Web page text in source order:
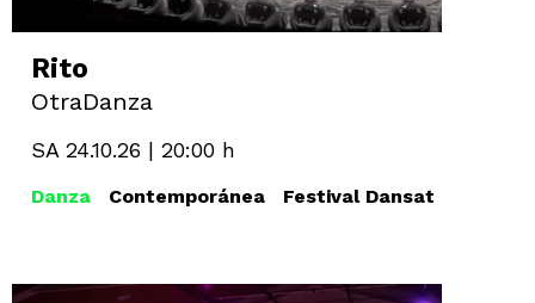
Rito
OtraDanza
SA 24.10.26 | 20:00 h
Danza Contemporánea Festival Dansat